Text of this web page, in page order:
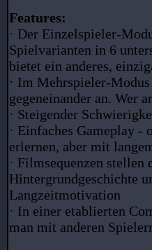
Features:
· Der Einzelspieler-
Spielvarianten in 6
bietet ein anderes,
· Im Mehrspieler-
gegeneinander an. Wer
· Steigender
· Einfaches Gameplay
erlernen, aber mit
· Filmsequenzen
Hintergrundgeschichte
Langzeitmotivation
· In einer etablierten
man mit anderen